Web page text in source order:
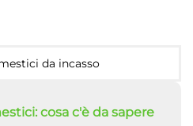
cosa c'è da sapere